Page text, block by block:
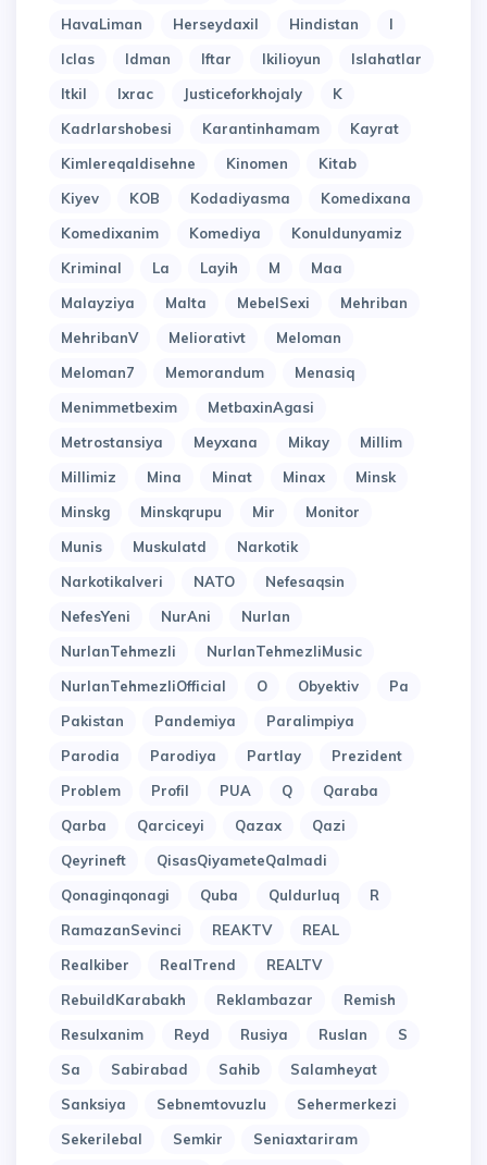
HavaLiman
Herseydaxil Hindistan
I
Iclas
Idman Iftar Ikilioyun
Islahatlar
Itkil
Ixrac Justiceforkhojaly
K
Kadrlarshobesi
Karantinhamam
Kayrat
Kimlereqaldisehne
Kinomen
Kitab
Kiyev
KOB Kodadiyasma
Komedixana
Komedixanim
Komediya
Konuldunyamiz
Kriminal
La Layih M
Maa
Malayziya
Malta MebelSexi
Mehriban
MehribanV
Meliorativt
Meloman
Meloman7
Memorandum
Menasiq
Menimmetbexim
MetbaxinAgasi
Metrostansiya
Meyxana Mikay
Millim
Millimiz
Mina Minat Minax
Minsk
Minskg
Minskqrupu Mir
Monitor
Munis
Muskulatd
Narkotik
Narkotikalveri
NATO
Nefesaqsin
NefesYeni
NurAni
Nurlan
NurlanTehmezli
NurlanTehmezliMusic
NurlanTehmezliOfficial
O Obyektiv
Pa
Pakistan
Pandemiya
Paralimpiya
Parodia
Parodiya Partlay
Prezident
Problem
Profil PUA Q
Qaraba
Qarba
Qarciceyi Qazax
Qazi
Qeyrineft
QisasQiyameteQalmadi
Qonaginqonagi
Quba Quldurluq
R
RamazanSevinci
REAKTV
REAL
Realkiber
RealTrend
REALTV
RebuildKarabakh
Reklambazar
Remish
Resulxanim
Reyd Rusiya Ruslan
S
Sa
Sabirabad Sahib
Salamheyat
Sanksiya
Sebnemtovuzlu
Sehermerkezi
Sekerilebal
Semkir Seniaxtariram